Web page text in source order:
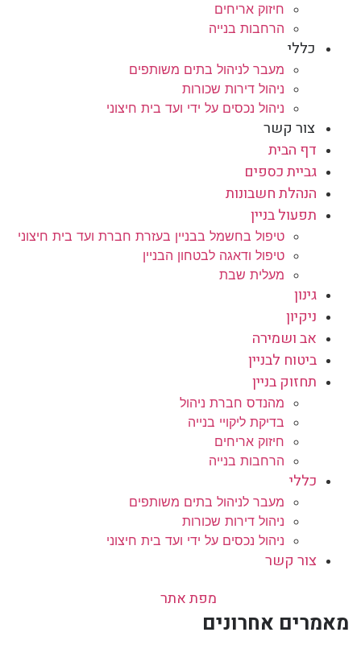
חיזוק אריחים
הרחבות בנייה
כללי
מעבר לניהול בתים משותפים
ניהול דירות שכורות
ניהול נכסים על ידי ועד בית חיצוני
צור קשר
דף הבית
גביית כספים
הנהלת חשבונות
תפעול בניין
טיפול בחשמל בבניין בעזרת חברת ועד בית חיצוני
טיפול ודאגה לבטחון הבניין
מעלית שבת
גינון
ניקיון
אב ושמירה
ביטוח לבניין
תחזוק בניין
מהנדס חברת ניהול
בדיקת ליקויי בנייה
חיזוק אריחים
הרחבות בנייה
כללי
מעבר לניהול בתים משותפים
ניהול דירות שכורות
ניהול נכסים על ידי ועד בית חיצוני
צור קשר
מפת אתר
מאמרים אחרונים